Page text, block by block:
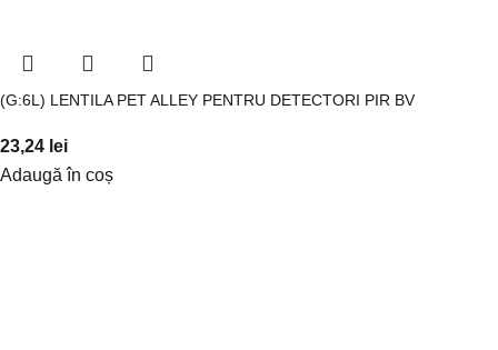
(G:6L) LENTILA PET ALLEY PENTRU DETECTORI PIR BV
23,24 lei
Adaugă în coș